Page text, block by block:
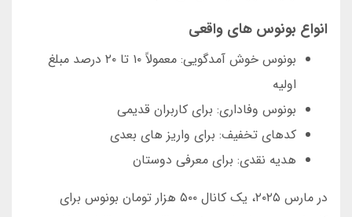
انواع بونوس های واقعی
بونوس خوش آمدگویی: معمولاً ۱۰ تا ۲۰ درصد مبلغ
اولیه
بونوس وفاداری: برای کاربران قدیمی
کدهای تخفیف: برای واریز های بعدی
هدیه نقدی: برای معرفی دوستان
در مارس ۲۰۲۵، یک کانال ۵۰۰ هزار تومان بونوس برای